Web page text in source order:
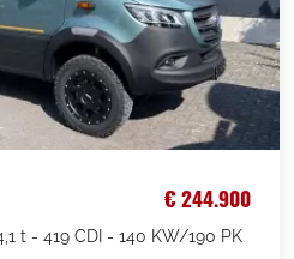
€ 244.900
t - 419 CDI - 140 KW/190 PK